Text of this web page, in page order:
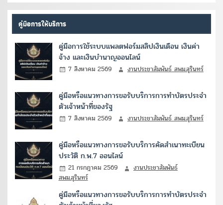
คู่มือการให้บริการ
คู่มือการใช้ระบบแพลตฟอร์มสลิปเงินเดือน เงินค่า
จ้าง และเงินบำนาญออนไลน์
7 สิงหาคม 2569 งานประชาสัมพันธ์ สพม.สุรินทร์
คู่มือหรือแนวทางการขอรับบริการการทำบัตรประจำ
ตัวเจ้าหน้าที่ของรัฐ
7 สิงหาคม 2569 งานประชาสัมพันธ์ สพม.สุรินทร์
คู่มือหรือแนวทางการขอรับบริการคัดสำเนาทะเบียน
ประวัติ ก.พ.7 ออนไลน์
21 กรกฎาคม 2569
งานประชาสัมพันธ์
สพม.สุรินทร์
คู่มือหรือแนวทางการขอรับบริการการทำบัตรประจำ